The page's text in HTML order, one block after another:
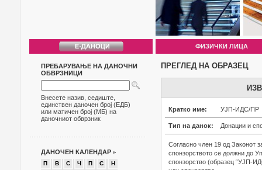
ФИЗИЧКИ ЛИЦА
ПРЕБАРУВАЊЕ НА ДАНОЧНИ
ОБВРЗНИЦИ
Внесете назив, седиште,
единствен даночен број (ЕДБ)
или матичен број (МБ) на
даночниот обврзник
ДАНОЧЕН КАЛЕНДАР »
П В С Ч П С
Н
ПРЕГЛЕД НА ОБРАЗЕЦ
Кратко име: УЈП-ИДС/ПР
Тип на данок: Донации и
Согласно член 19 од Законот
спонзорството се должни до
спонзорство (образец “УЈП-